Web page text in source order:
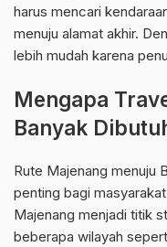
harus mencari
menuju alamat akhir.
lebih mudah karena
Mengapa
Banyak
Rute Majenang menuju
penting bagi
Majenang menjadi titik
beberapa wilayah